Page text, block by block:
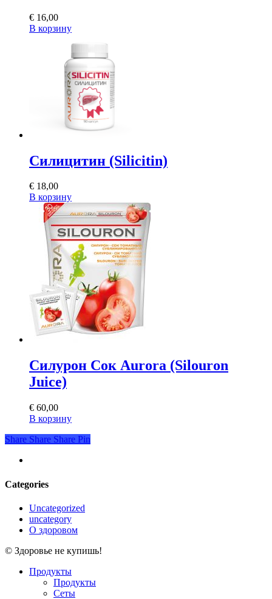
€ 16,00
В корзину
Силицитин (Silicitin)
€ 18,00
В корзину
Силурон Сок Aurora (Silouron
Juice)
€ 60,00
В корзину
Share
Share Share Share Pin
Categories
Uncategorized
uncategory
О здоровом
© Здоровье не купишь!
Close
Продукты
Продукты
Сеты